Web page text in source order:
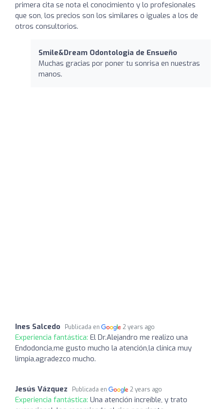
primera cita se nota el conocimiento y lo profesionales
que son, los precios son los similares o iguales a los de
otros consultorios.
Smile&Dream Odontologia de Ensueño
Muchas gracias por poner tu sonrisa en nuestras
manos.
Ines Salcedo Publicada en 2 years ago
Experiencia fantástica: El Dr.Alejandro me realizo una
Endodoncia,me gusto mucho la atención,la clínica muy
limpia,agradezco mucho.
Jesús Vázquez Publicada en 2 years ago
Experiencia fantástica: Una atención increíble, y trato